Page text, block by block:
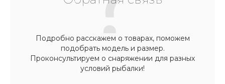
Подробно расскажем о товарах, поможем
подобрать модель и размер.
Проконсультируем о снаряжении для разных
условий рыбалки!